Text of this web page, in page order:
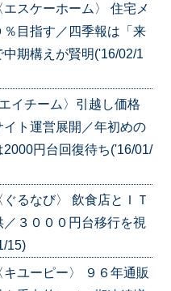
エスケーホーム〉 住宅メ
目指す／四季報は「来
期構えが賢明('16/02/1
イチーム〉引越し価格
ト運営展開／年初めの
円台回復待ち('16/01/
るなび〉 飲食店とＩＴ
３０００円台移行を視
15)
キユーピー〉 ９６年通販